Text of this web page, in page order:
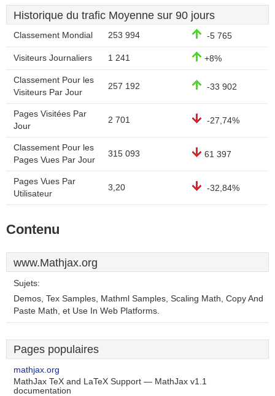
Historique du trafic Moyenne sur 90 jours
Classement Mondial 253 994 -5 765
Visiteurs Journaliers 1 241 +8%
Classement Pour les
Visiteurs Par Jour
257 192 -33 902
Pages Visitées Par
Jour
2 701 -27,74%
Classement Pour les
Pages Vues Par Jour
315 093 61 397
Pages Vues Par
Utilisateur
3,20 -32,84%
Contenu
www.Mathjax.org
Sujets:
Demos, Tex Samples, Mathml Samples, Scaling Math, Copy And
Paste Math, et Use In Web Platforms.
Pages populaires
mathjax.org
MathJax TeX and LaTeX Support — MathJax v1.1
documentation